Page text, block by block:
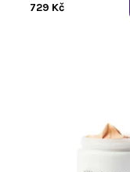
729 Kč